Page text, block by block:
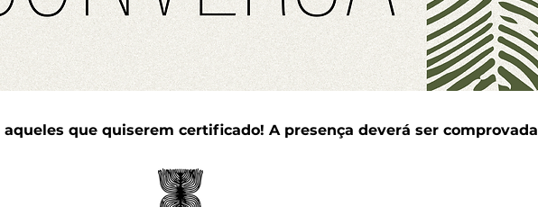
que quiserem certificado! A presença deverá ser